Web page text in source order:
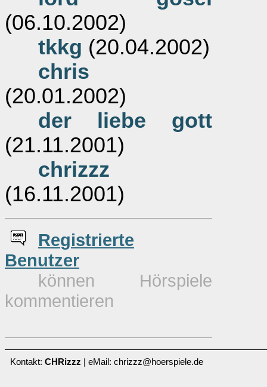
(06.10.2002)
tkkg (20.04.2002)
chris
(20.01.2002)
der liebe gott
(21.11.2001)
chrizzz
(16.11.2001)
Registrierte
Benutzer
können Hörspiele
kommentieren
Kontakt: CHRizzz | eMail: chrizzz@hoerspiele.de